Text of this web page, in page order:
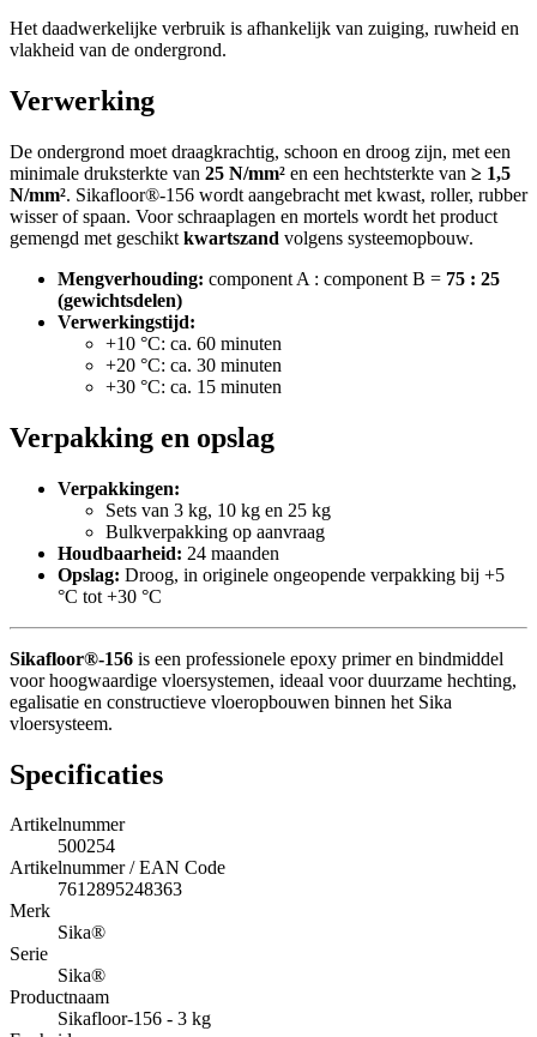
Het daadwerkelijke verbruik is afhankelijk van zuiging, ruwheid en
vlakheid van de ondergrond.
Verwerking
De ondergrond moet draagkrachtig, schoon en droog zijn, met een
minimale druksterkte van 25 N/mm² en een hechtsterkte van ≥ 1,5
N/mm². Sikafloor®-156 wordt aangebracht met kwast, roller, rubber
wisser of spaan. Voor schraaplagen en mortels wordt het product
gemengd met geschikt kwartszand volgens systeemopbouw.
Mengverhouding: component A : component B = 75 : 25
(gewichtsdelen)
Verwerkingstijd:
+10 °C: ca. 60 minuten
+20 °C: ca. 30 minuten
+30 °C: ca. 15 minuten
Verpakking en opslag
Verpakkingen:
Sets van 3 kg, 10 kg en 25 kg
Bulkverpakking op aanvraag
Houdbaarheid: 24 maanden
Opslag: Droog, in originele ongeopende verpakking bij +5
°C tot +30 °C
Sikafloor®-156 is een professionele epoxy primer en bindmiddel
voor hoogwaardige vloersystemen, ideaal voor duurzame hechting,
egalisatie en constructieve vloeropbouwen binnen het Sika
vloersysteem.
Specificaties
Artikelnummer
500254
Artikelnummer / EAN Code
7612895248363
Merk
Sika®
Serie
Sika®
Productnaam
Sikafloor-156 - 3 kg